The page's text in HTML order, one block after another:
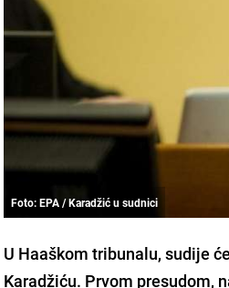
Foto: EPA / Karadžić u sudnici
U Haaškom tribunalu, sudije
Karadžiću. Prvom presudom,